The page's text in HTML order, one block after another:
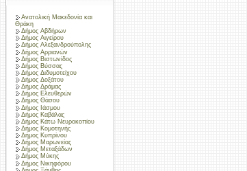
Ανατολική Μακεδονία και
Θράκη
Δήμος Αβδήρων
Δήμος Αιγείρου
Δήμος Αλεξανδρούπολης
Δήμος Αρριανών
Δήμος Βιστωνίδος
Δήμος Βύσσας
Δήμος Διδυμοτείχου
Δήμος Δοξάτου
Δήμος Δράμας
Δήμος Ελευθερών
Δήμος Θάσου
Δήμος Ιάσμου
Δήμος Καβάλας
Δήμος Κάτω Νευροκοπίου
Δήμος Κομοτηνής
Δήμος Κυπρίνου
Δήμος Μαρωνείας
Δήμος Μεταξάδων
Δήμος Μύκης
Δήμος Νικηφόρου